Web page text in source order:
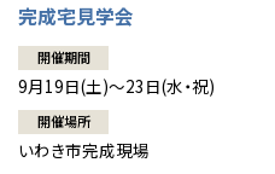
完成宅見学会
開催期間
9月19日(土)～23日(水・祝)
開催場所
いわき市完成現場